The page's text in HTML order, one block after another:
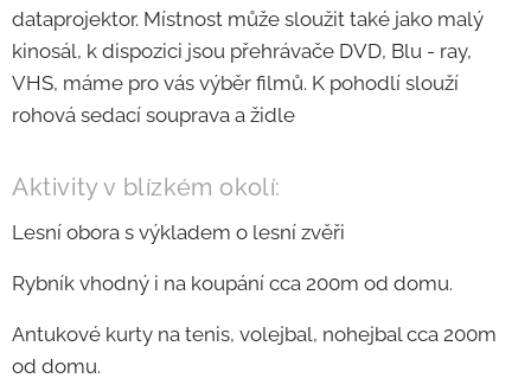
dataprojektor. Místnost může sloužit také jako malý
kinosál, k dispozici jsou přehrávače DVD, Blu - ray,
VHS, máme pro vás výběr filmů. K pohodlí slouží
rohová sedací souprava a židle
Aktivity v blízkém okolí:
Lesní obora s výkladem o lesní zvěři
Rybník vhodný i na koupání cca 200m od domu.
Antukové kurty na tenis, volejbal, nohejbal cca 200m
od domu.